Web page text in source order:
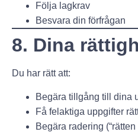
Följa lagkrav
Besvara din förfrågan
8. Dina
Du har rätt att:
Begära tillgång till dina
Få felaktiga uppgifter
Begära radering